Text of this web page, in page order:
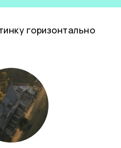
горизонтально